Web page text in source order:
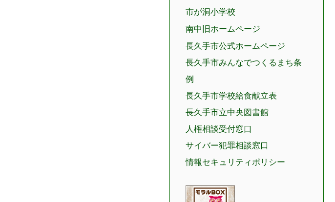
市が洞小学校
南中旧ホームページ
長久手市公式ホームページ
長久手市みんなでつくるまち条
例
長久手市学校給食献立表
長久手市立中央図書館
人権相談受付窓口
サイバー犯罪相談窓口
情報セキュリティポリシー